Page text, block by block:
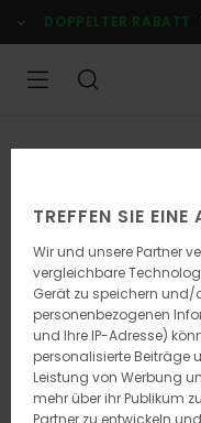
zur
Produktinformation
DOPPELTER RABATT
TREFFEN SIE
Wir und unsere Partner
vergleichbare
Gerät zu speichern und/
personenbezogenen
und Ihre IP-Adresse)
personalisierte Beiträge
Leistung von Werbung
mehr über ihr Publikum
Partner zu entwickeln